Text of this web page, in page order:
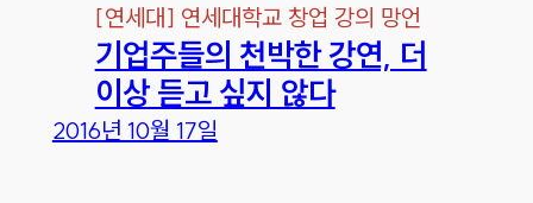
[연세대] 연세대학교 창업 강의 망언
기업주들의 천박한 강연, 더
이상 듣고 싶지 않다
2016년 10월 17일